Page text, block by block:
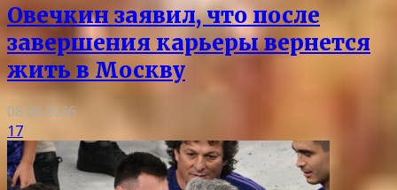
Овечкин заявил, что после
завершения карьеры вернется
жить в Москву
08.08.2026
17